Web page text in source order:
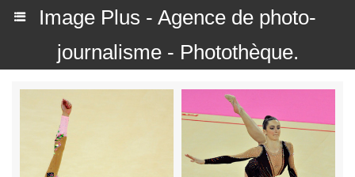
Image Plus - Agence de photo-
journalisme - Photothèque.